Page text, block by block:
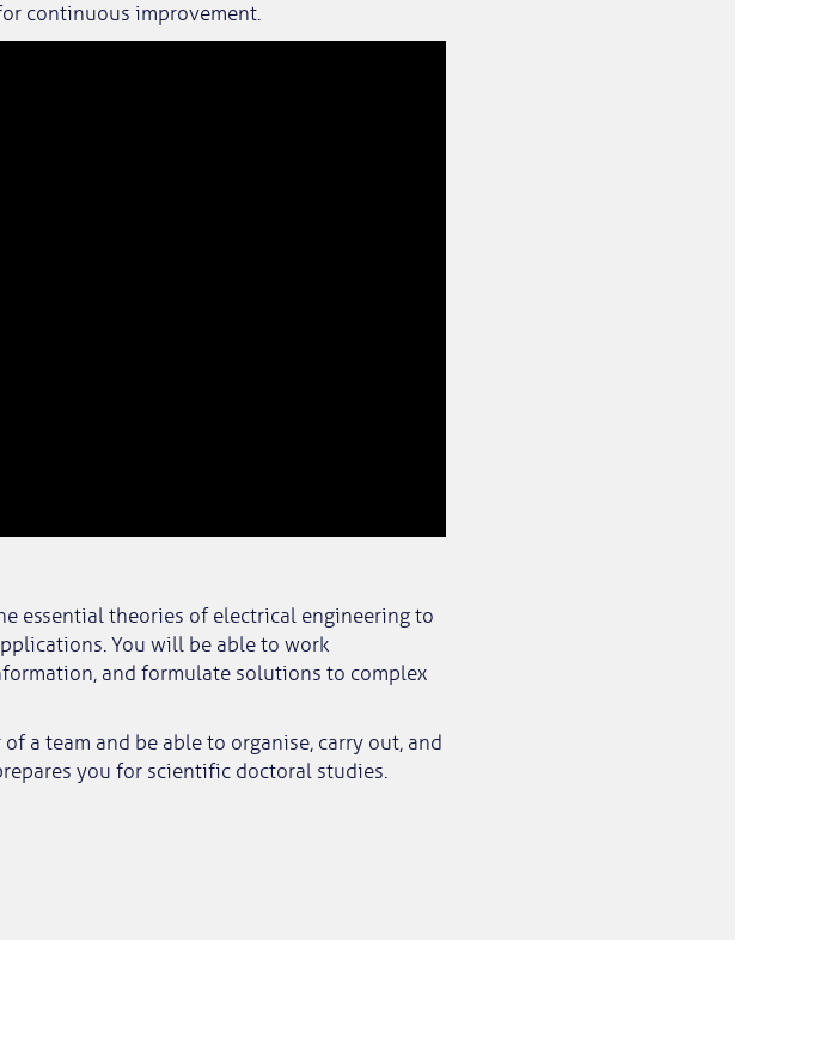
continuous improvement.
essential theories of electrical engineering to
You will be able to work
and formulate solutions to complex
a team and be able to organise, carry out, and
you for scientific doctoral studies.